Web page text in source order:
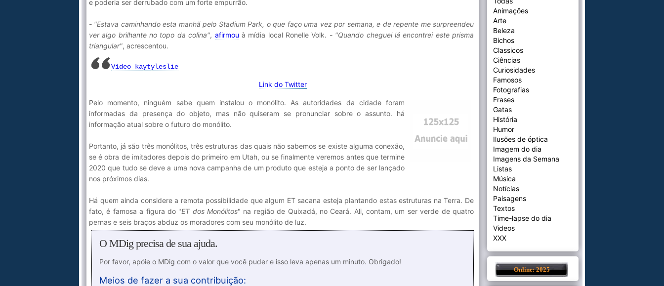
e poderia ser derrubado com um forte empurrão.
- "Estava caminhando esta manhã pelo Stadium Park, o que faço uma vez por semana, e de repente me surpreendeu
ver algo brilhante no topo da colina", afirmou à mídia local Ronelle Volk. - "Quando cheguei lá encontrei este prisma
triangular", acrescentou.
Vídeo kaytyleslie
Link do Twitter
Pelo momento, ninguém sabe quem instalou o monólito. As autoridades da cidade foram
informadas da presença do objeto, mas não quiseram se pronunciar sobre o assunto. há
informação atual sobre o futuro do monólito.
Portanto, já são três monólitos, três estruturas das quais não sabemos se existe alguma conexão,
se é obra de imitadores depois do primeiro em Utah, ou se finalmente veremos antes que termine
2020 que tudo se deve a uma nova campanha de um produto que esteja a ponto de ser lançado
nos próximos dias.
Há quem ainda considere a remota possibilidade que algum ET sacana esteja plantando estas estruturas na Terra. De
fato, é famosa a figura do "ET dos Monólitos" na região de Quixadá, no Ceará. Ali, contam, um ser verde de quatro
pernas e seis braços abduz os moradores com seu monólito de luz.
O MDig precisa de sua ajuda.
Por favor, apóie o MDig com o valor que você puder e isso leva apenas um minuto. Obrigado!
Meios de fazer a sua contribuição:
Animações
Arte
Beleza
Bichos
Classicos
Ciências
Curiosidades
Famosos
Fotografias
Frases
Gatas
História
Humor
Ilusões de óptica
Imagem do dia
Imagens da Semana
Listas
Música
Notícias
Paisagens
Textos
Time-lapse do dia
Videos
XXX
Online: 2025